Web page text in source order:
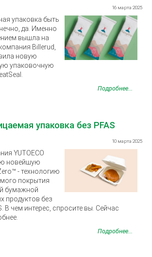
16 марта 2025
упаковка быть
да. Именно
вышла на
Billerud,
новую
упаковочную
Подробнее...
упаковка без PFAS
10 марта 2025
YUTOECO
новейшую
- технологию
покрытия
бумажной
продуктов без
В чем интерес, спросите вы. Сейчас
Подробнее...